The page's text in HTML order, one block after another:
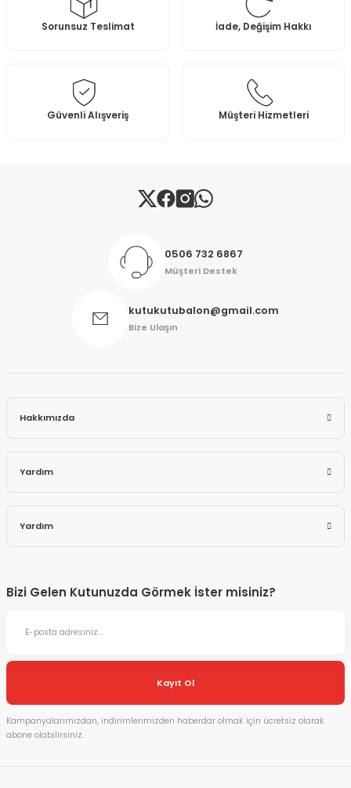
Ürün resmi kalitesiz, bozuk veya görüntülenemiyor.
Ürün açıklamasında eksik bilgiler bulunuyor.
Bu ürüne benzer farklı alternatifler olmalı.
Gönder
Sorunsuz Teslimat İade, Değişim Hakkı
Güvenli Alışveriş Müşteri Hizmetleri
0506 732 6867
Müşteri Destek
kutukutubalon@gmail.com
Bize Ulaşın
Hakkımızda
Yardım
Yardım
Bizi Gelen Kutunuzda Görmek İster misiniz?
Kayıt Ol
Kampanyalarımızdan, indirimlerimizden haberdar olmak için ücretsiz olarak
abone olabilirsiniz.